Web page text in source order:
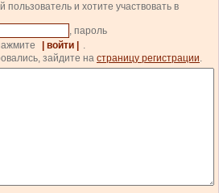
и хотите участвовать в
, пароль
| войти |
.
зайдите на страницу регистрации.